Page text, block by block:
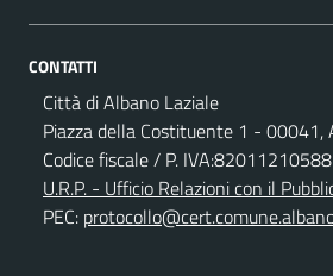
CONTATTI
Città di Albano Laziale
Piazza della Costituente 1 - 00041,
Codice fiscale / P.
U.R.P. - Ufficio Relazioni con il
PEC: